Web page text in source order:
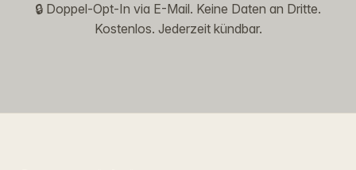
🔒 Doppel-Opt-In via E-Mail. Keine Daten an Dritte.
Kostenlos. Jederzeit kündbar.